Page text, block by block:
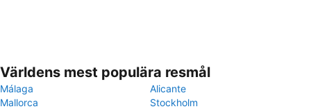
Världens mest populära resmål
Málaga
Alicante
Mallorca
Stockholm